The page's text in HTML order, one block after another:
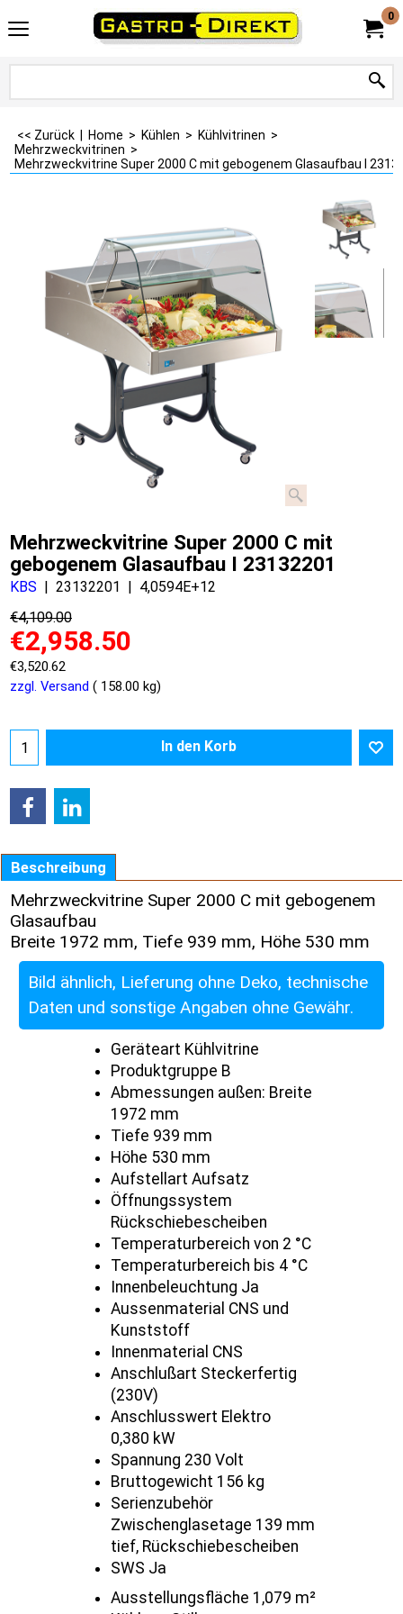
0
<< Zurück Home > Kühlen > Kühlvitrinen >
Mehrzweckvitrinen >
Mehrzweckvitrine Super 2000 C mit gebogenem Glasaufbau I
Mehrzweckvitrine Super 2000 C mit
gebogenem Glasaufbau I 23132201
KBS 23132201
4,0594E+12
€4,109.00
€2,958.50
€3,520.62
zzgl. Versand
158.00 kg
In den Korb
Beschreibung
Mehrzweckvitrine Super 2000 C mit gebogenem
Glasaufbau
Breite 1972 mm, Tiefe 939 mm, Höhe 530 mm
Bild ähnlich, Lieferung ohne Deko, technische
Daten und sonstige Angaben ohne Gewähr.
Geräteart Kühlvitrine
Produktgruppe B
Abmessungen außen: Breite
1972 mm
Tiefe 939 mm
Höhe 530 mm
Aufstellart Aufsatz
Öffnungssystem
Rückschiebescheiben
Temperaturbereich von 2 °C
Temperaturbereich bis 4 °C
Innenbeleuchtung Ja
Aussenmaterial CNS und
Kunststoff
Innenmaterial CNS
Anschlußart Steckerfertig
(230V)
Anschlusswert Elektro
0,380 kW
Spannung 230 Volt
Bruttogewicht 156 kg
Serienzubehör
Zwischenglasetage 139 mm
tief, Rückschiebescheiben
SWS Ja
Ausstellungsfläche 1,079 m²